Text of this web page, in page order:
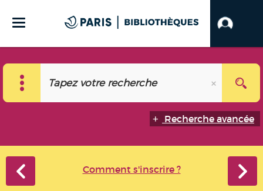
Recherche avancée
Comment s'inscrire ?